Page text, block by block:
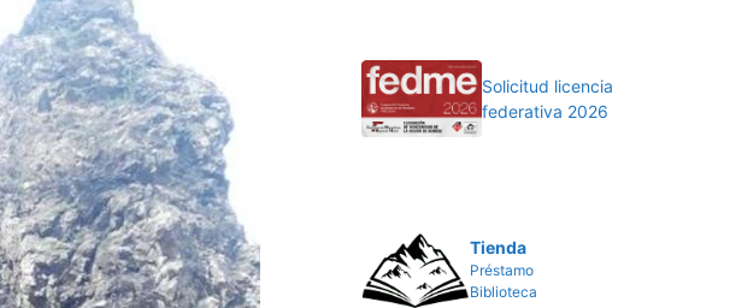
Solicitud licencia
federativa 2026
Tienda
Préstamo
Biblioteca